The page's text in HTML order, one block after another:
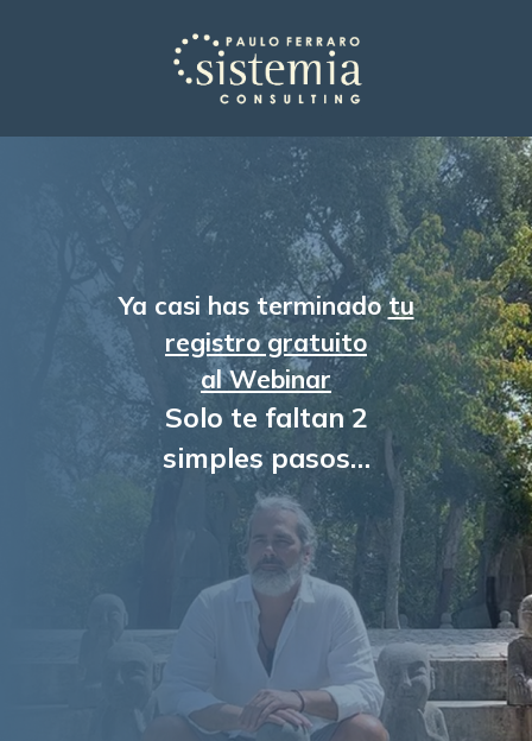
Ya casi has terminadotu
registro gratuito
al Webinar
Solo te faltan 2
simples pasos…